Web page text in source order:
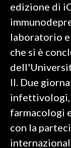
GOSSIP
SALUTE
SARDEGNA
edizione di
laboratorio
che si è
II. Due
farmacologi
con la